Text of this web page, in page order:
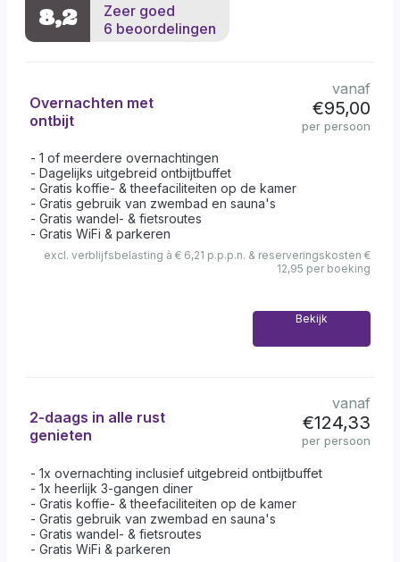
8,2
Zeer goed
6 beoordelingen
Overnachten met
ontbijt
vanaf
€95,00
per persoon
1 of meerdere overnachtingen
Dagelijks uitgebreid ontbijtbuffet
Gratis koffie- & theefaciliteiten op de kamer
Gratis gebruik van zwembad en sauna's
Gratis wandel- & fietsroutes
Gratis WiFi & parkeren
excl. verblijfsbelasting à € 6,21 p.p.p.n. & reserveringskosten €
12,95 per boeking
Bekijk
2-daags in alle rust
genieten
vanaf
€124,33
per persoon
1x overnachting inclusief uitgebreid ontbijtbuffet
1x heerlijk 3-gangen diner
Gratis koffie- & theefaciliteiten op de kamer
Gratis gebruik van zwembad en sauna's
Gratis wandel- & fietsroutes
Gratis WiFi & parkeren